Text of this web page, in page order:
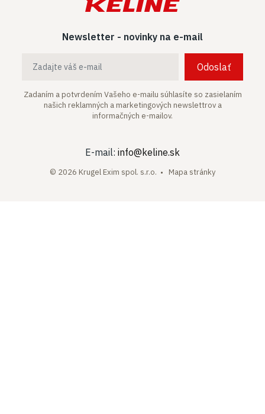
Newsletter - novinky na e-mail
Odoslať
Zadaním a potvrdením Vašeho e-mailu súhlasíte so zasielaním
našich reklamných a marketingových newslettrov a
informačných e-mailov.
E-mail: info@keline.sk
© 2026 Krugel Exim spol. s.r.o. • Mapa stránky